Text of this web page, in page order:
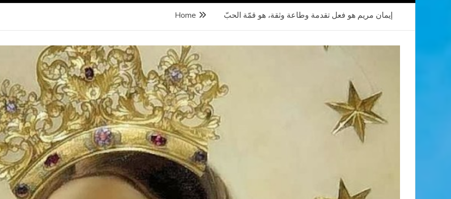
Home إيمان مريم هو فعل تقدمة وطاعة وثقة، هو قمّة الحبّ